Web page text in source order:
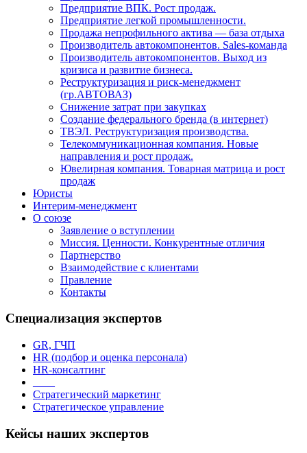
Предприятие ВПК. Рост продаж.
Предприятие легкой промышленности.
Продажа непрофильного актива — база отдыха
Производитель автокомпонентов. Sales-команда
Производитель автокомпонентов. Выход из
кризиса и развитие бизнеса.
Реструктуризация и риск-менеджмент
(гр.АВТОВАЗ)
Снижение затрат при закупках
Создание федерального бренда (в интернет)
ТВЭЛ. Реструктуризация производства.
Телекоммуникационная компания. Новые
направления и рост продаж.
Ювелирная компания. Товарная матрица и рост
продаж
Юристы
Интерим-менеджмент
О союзе
Заявление о вступлении
Миссия. Ценности. Конкурентные отличия
Партнерство
Взаимодействие с клиентами
Правление
Контакты
Специализация экспертов
GR, ГЧП
HR (подбор и оценка персонала)
HR-консалтинг
Стратегический маркетинг
Стратегическое управление
Кейсы наших экспертов